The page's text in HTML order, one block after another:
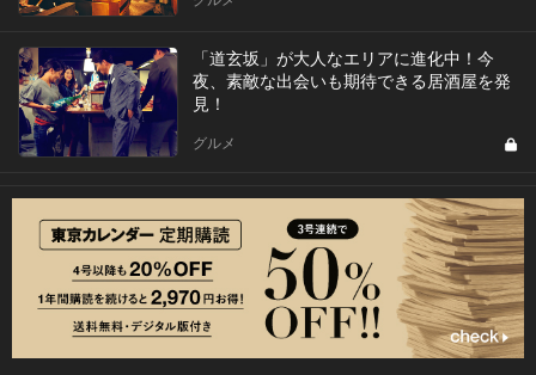
「道玄坂」が大人なエリアに進化中！今
夜、素敵な出会いも期待できる居酒屋を発
見！
グルメ